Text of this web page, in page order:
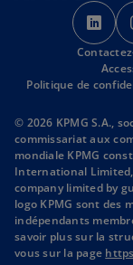
s
’
o
u
r
e
d
a
n
s
u
Politique de
© 2026 KPMG S.A.,
commissariat aux
mondiale KPMG
International
company limited by
logo KPMG sont des
indépendants
savoir plus sur la
vous sur la page